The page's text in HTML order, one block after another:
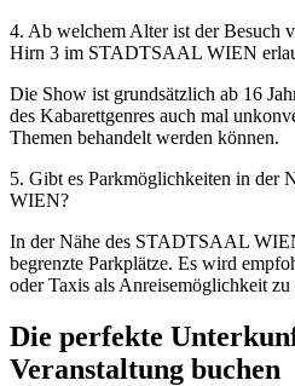
4. Ab welchem Alter ist der Besuch
Hirn 3 im STADTSAAL WIEN
Die Show ist grundsätzlich ab 16
des Kabarettgenres auch mal
Themen behandelt werden können.
5. Gibt es Parkmöglichkeiten in der
WIEN?
In der Nähe des STADTSAAL
begrenzte Parkplätze. Es wird
oder Taxis als Anreisemöglichkeit zu
Die perfekte
Veranstaltung buchen